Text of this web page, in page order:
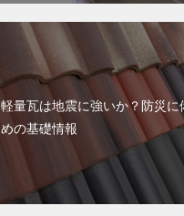
軽量瓦は地震に強いか？防災に
めの基礎情報